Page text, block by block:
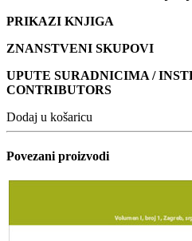
PRIKAZI KNJIGA
ZNANSTVENI SKUPOVI
UPUTE SURADNICIMA /
CONTRIBUTORS
Dodaj u košaricu
Povezani proizvodi